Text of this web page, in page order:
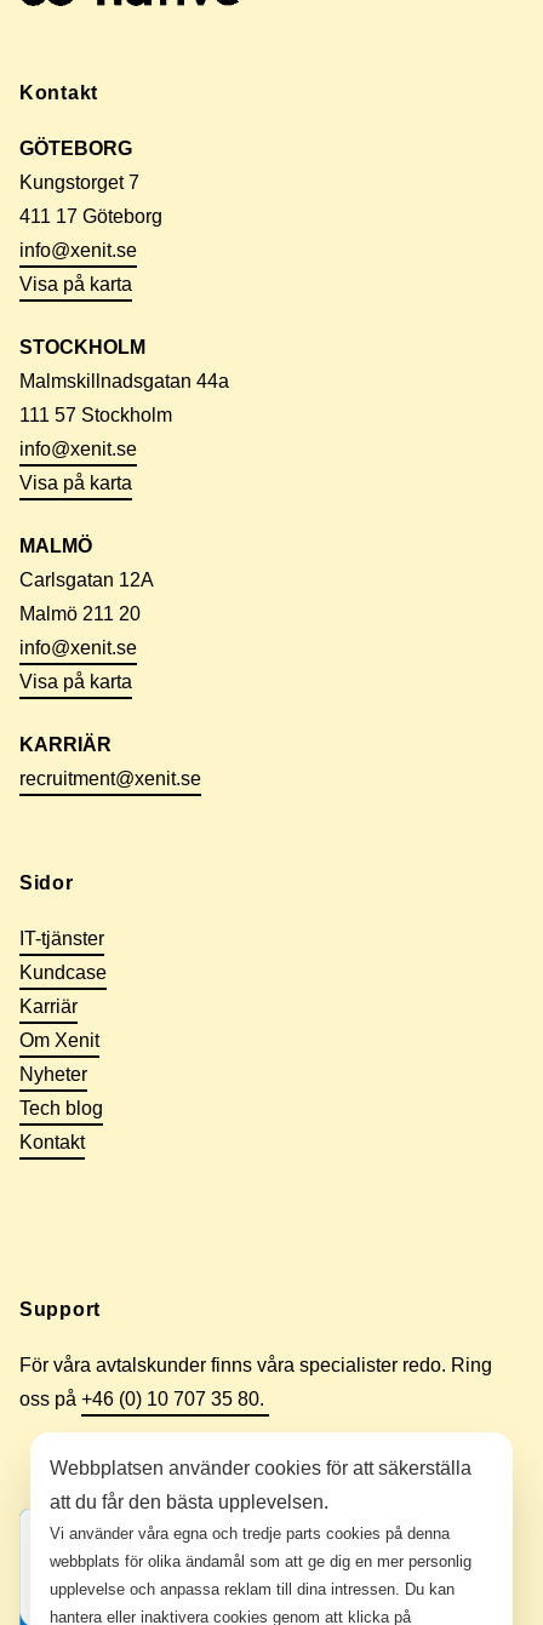
Kontakt
GÖTEBORG
Kungstorget 7
411 17 Göteborg
info@xenit.se
Visa på karta
STOCKHOLM
Malmskillnadsgatan 44a
111 57 Stockholm
info@xenit.se
Visa på karta
MALMÖ
Carlsgatan 12A
Malmö 211 20
info@xenit.se
Visa på karta
KARRIÄR
recruitment@xenit.se
Sidor
IT-tjänster
Kundcase
Karriär
Om Xenit
Nyheter
Tech blog
Kontakt
Support
För våra avtalskunder finns våra specialister redo. Ring
oss på +46 (0) 10 707 35 80.
Webbplatsen använder cookies för att säkerställa
att du får den bästa upplevelsen.
Vi använder våra egna och tredje parts cookies på denna
webbplats för olika ändamål som att ge dig en mer personlig
upplevelse och anpassa reklam till dina intressen. Du kan
hantera eller inaktivera cookies genom att klicka på